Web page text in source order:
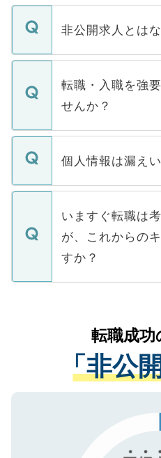
ご登録いただきま
登録内容を確認し
ます。通常、5営業
いただきますので
い。
非公開求人とは
マイナビDOCTOR
うち約3割は、
けない「非公開求
下記の理由によっ
ません。
■応募殺到を避け
関を公にしてしま
に、医療機関が求
みを人材紹介会社
ています。
転職・入職を強
せんか？
転職・入職を強要
ん。また、仮に応
定を承諾する必要
の辞退の連絡はキ
ますので、ご安心
個人情報は漏え
個人情報が漏えい
で、ご安心くださ
などで収集したご
ご本人のキャリア
支援を目的に使用
ているすべての個
は、個人情報の取
管理基準を満たし
る、プライバシー
ご登録いただいた
で、機密保持に関
いますぐ転職は
が、これからの
すか？
かがいして、現在
経験をまじえなが
させていただきま
ない方には、長期
ので、まずはご登
転職成功
「非公